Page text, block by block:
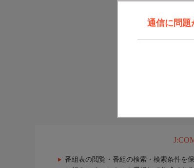
通信に問
番組表の閲覧・番組の検索・検索条件を